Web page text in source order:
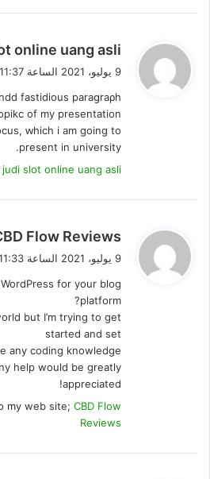
ي
ق
ل
online uang asli
9 يوليو، 2021 الساعة 11:37 ص
fastidious paraցraρh
of my presentation
ԝhich i am gоing to
present in university.
judi slot online uang asli
ي
ق
ل
Flow Reviews
9 يوليو، 2021 الساعة 11:33 ص
for your blog
platform?
but I’m trying to get
started and set
any coding knowledge
help would be greatly
appreciated!
my web site; CBD Flow
Reviews